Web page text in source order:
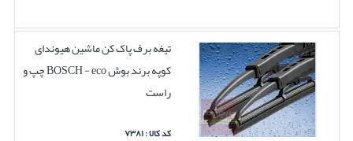
تیغه برف پاک کن ماشین هیوندای
کوپه برند بوش BOSCH - eco چپ و
راست
کد کالا : ۷۳۸۱